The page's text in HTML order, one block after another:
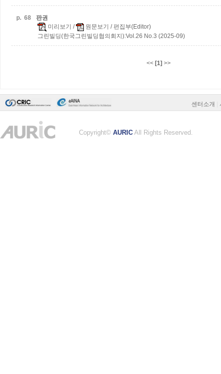
p. 68
판권
미리보기 / 원문보기 / 편집부(Editor)
그린빌딩(한국그린빌딩협의회지):Vol.26 No.3 (2025-09)
<< [1] >>
센터소개
Copyright© AURIC All Rights Reserved.